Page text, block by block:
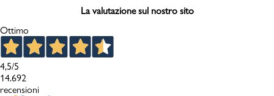
La valutazione sul nostro sito
Ottimo
4,5/5
14.692
recensioni